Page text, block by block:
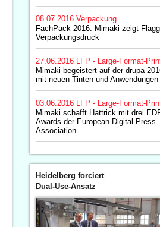
08.07.2016 Verpackung
FachPack 2016: Mimaki zeigt
Verpackungsdruck
27.06.2016
LFP - Large-Format-
Mimaki begeistert auf der drupa
mit neuen Tinten und Anwendungen
03.06.2016
LFP - Large-Format-
Mimaki schafft Hattrick mit drei
Awards der European Digital Press
Association
Heidelberg forciert
Dual-Use-Ansatz